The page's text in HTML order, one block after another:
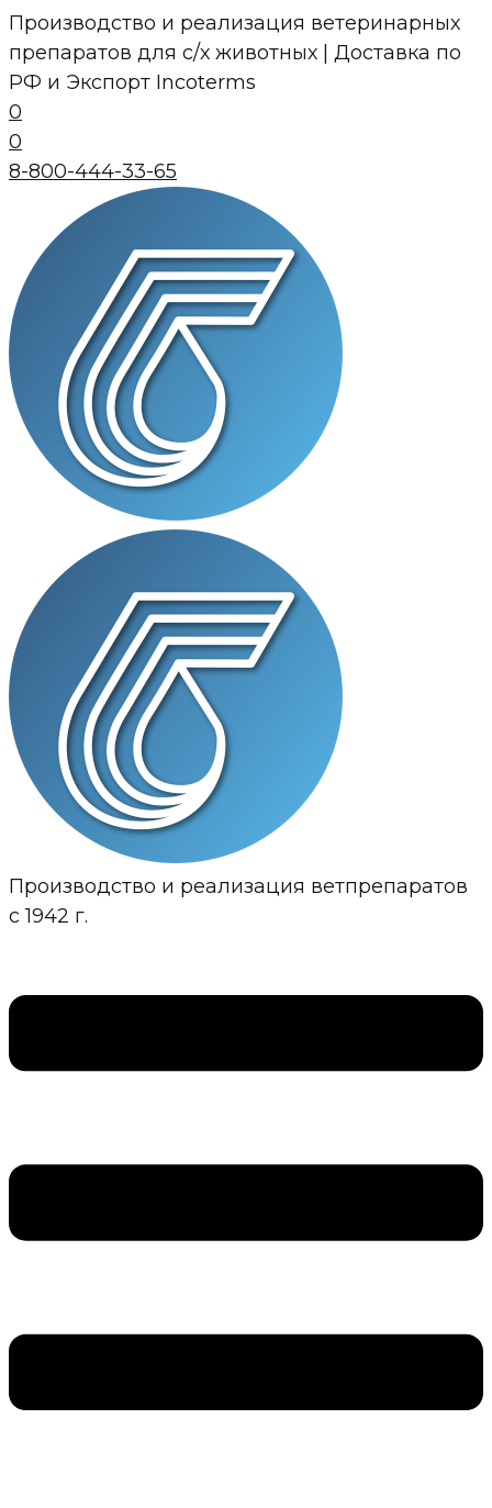
Перейти
к
контенту
Производство и реализация ветеринарных
препаратов для с/х животных | Доставка по
РФ и Экспорт Incoterms
0
0
8-800-444-33-65
Производство и реализация ветпрепаратов
с 1942 г.